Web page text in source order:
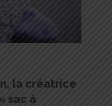
la créatrice
sac à